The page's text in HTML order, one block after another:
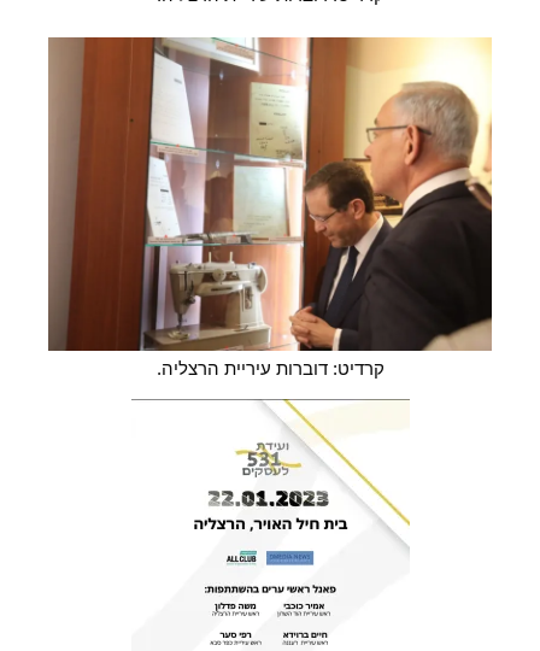
קרדיט: דוברות עיריית הרצליה.